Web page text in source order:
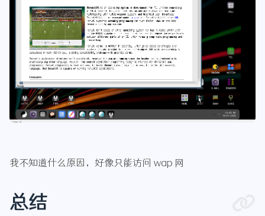
我不知道什么原因，好像只能访问 wap 网
总结